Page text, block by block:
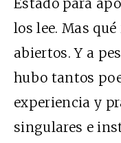
Estado para
los lee. Mas
abiertos. Y a
hubo tantos
experiencia y
singulares e